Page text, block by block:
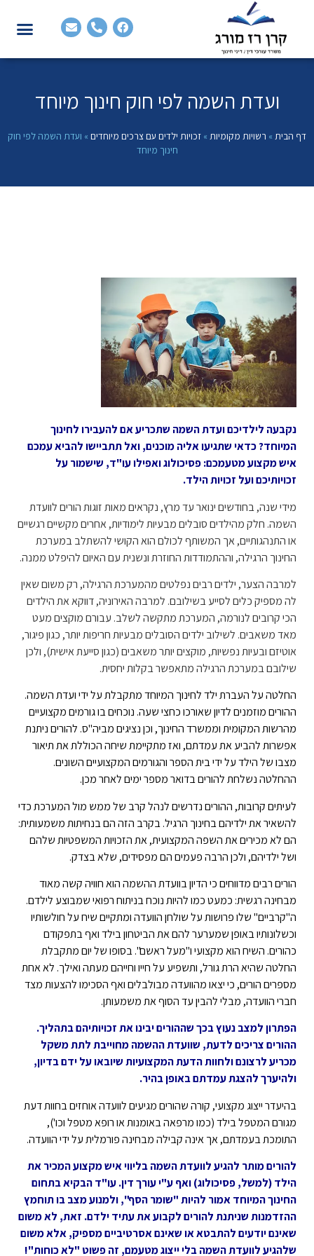
ועדת השמה לפי חוק חינוך מיוחד
דף הבית » רשויות מקומיות » זכויות ילדים עם צרכים מיוחדים » ועדת השמה לפי חוק
חינוך מיוחד
נקבעה לילדיכם ועדת השמה שתכריע אם להעבירו לחינוך
המיוחד? כדאי שתגיעו אליה מוכנים, ואל תתביישו להביא עמכם
איש מקצוע מטעמכם: פסיכולוג ואפילו עו"ד, שישמור על
זכויותיכם ועל זכויות הילד.
מידי שנה, בחודשים ינואר עד מרץ, נקראים מאות זוגות הורים לוועדת
השמה. חלק מהילדים סובלים מבעיות לימודיות, אחרים מקשיים רגשיים
או התנהגותיים, אך המשותף לכולם הוא הקושי להשתלב במערכת
החינוך הרגילה, וההתמודדות החוזרת ונשנית עם האיום להיפלט ממנה.
למרבה הצער, ילדים רבים נפלטים מהמערכת הרגילה, רק משום שאין
לה מספיק כלים לסייע בשילובם. למרבה האירוניה, דווקא את הילדים
הכי קרובים לנורמה, המערכת מתקשה לשלב. עבורם מוקצים מעט
מאד משאבים. לשילוב ילדים הסובלים מבעיות חריפות יותר, כגון פיגור,
אוטיזם ובעיות נפשיות, מוקצים יותר משאבים (כגון סייעת אישית), ולכן
שילובם במערכת הרגילה מתאפשר בקלות יחסית.
החלטה על העברת ילד לחינוך המיוחד מתקבלת על ידי ועדת השמה.
ההורים מוזמנים לדיון שאורכו כחצי שעה. נוכחים בו גורמים מקצועיים
מהרשות המקומית וממשרד החינוך, וכן נציגים מביה"ס. להורים ניתנת
אפשרות להביע את עמדתם, ואז מתקיימת שיחה הכוללת את תיאור
מצבו של הילד על ידי בית הספר והגורמים המקצועיים השונים.
ההחלטה נשלחת להורים בדואר מספר ימים לאחר מכן.
לעיתים קרובות, ההורים נדרשים לנהל קרב של ממש מול המערכת כדי
להשאיר את ילדיהם בחינוך הרגיל. בקרב הזה הם בנחיתות משמעותית:
הם לא מכירים את השפה המקצועית, את הזכויות המשפטיות שלהם
ושל ילדיהם, ולכן הרבה פעמים הם מפסידים, שלא בצדק.
הורים רבים מדווחים כי הדיון בוועדת ההשמה הוא חוויה קשה מאוד
מבחינה רגשית: כמעט כמו להיות נוכח בניתוח רפואי שמבוצע לילדם.
ה"קרביים" שלו פרושות על שולחן הוועדה ומתקיים שיח על חולשותיו
וכשלונותיו באופן שמערער להם את הביטחון בילד ואף בתפקודם
כהורים. השיח הוא מקצועי ו"מעל ראשם". בסופו של יום מתקבלת
החלטה שהיא הרת גורל, ותשפיע על חייו וחייהם מעתה ואילך. לא אחת
מספרים הורים, כי יצאו מהוועדה מבולבלים ואף הסכימו להצעות מצד
חברי הוועדה, מבלי להבין עד הסוף את משמעותן.
הפתרון למצב נעוץ בכך שההורים יבינו את זכויותיהם בתהליך.
ההורים צריכים לדעת, שוועדת ההשמה מחוייבת לתת משקל
מכריע לרצונם ולחוות הדעת המקצועיות שיובאו על ידם בדיון,
ולהיערך להצגת עמדתם באופן בהיר.
בהיעדר ייצוג מקצועי, קורה שהורים מגיעים לוועדה אוחזים בחוות דעת
מגורם המטפל בילד (כמו מרפאה באומנות או רופא מטפל וכו'),
התומכת בעמדתם, אך אינה קבילה מבחינה פורמלית על ידי הוועדה.
להורים מותר להגיע לוועדת השמה בליווי איש מקצוע המכיר את
הילד (למשל, פסיכולוג) ואף ע"י עורך דין. עו"ד הבקיא בתחום
החינוך המיוחד אמור להיות "שומר הסף", ולמנוע מצב בו תוחמץ
ההזדמנות שניתנת להורים לקבוע את עתיד ילדם. זאת, לא משום
שאינם יודעים להתבטא או שאינם אסרטיביים מספיק, אלא משום
שלהגיע לוועדת השמה בלי ייצוג מטעמם, זה פשוט "לא כוחות"!